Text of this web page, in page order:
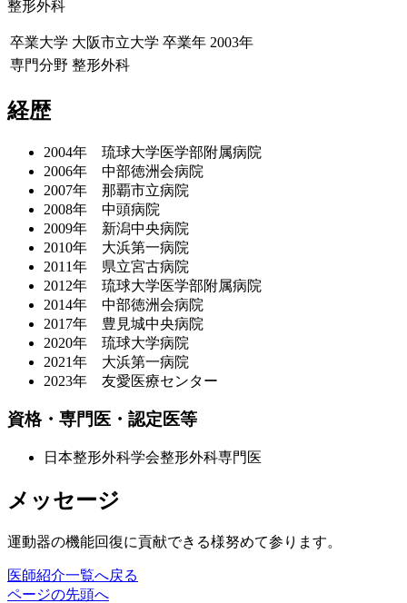
整形外科
卒業大学 大阪市立大学 卒業年 2003年
専門分野 整形外科
経歴
2004年 琉球大学医学部附属病院
2006年 中部徳洲会病院
2007年 那覇市立病院
2008年 中頭病院
2009年 新潟中央病院
2010年 大浜第一病院
2011年 県立宮古病院
2012年 琉球大学医学部附属病院
2014年 中部徳洲会病院
2017年 豊見城中央病院
2020年 琉球大学病院
2021年 大浜第一病院
2023年 友愛医療センター
資格・専門医・認定医等
日本整形外科学会整形外科専門医
メッセージ
運動器の機能回復に貢献できる様努めて参ります。
医師紹介一覧へ戻る
ページの先頭へ